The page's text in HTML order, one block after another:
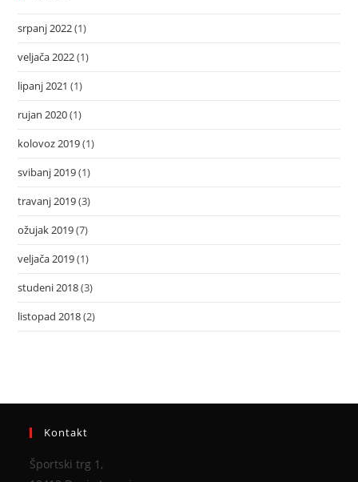
srpanj 2022(1)
veljača 2022(1)
lipanj 2021 (1)
rujan 2020(1)
kolovoz 2019(1)
svibanj 2019(1)
travanj 2019(3)
ožujak 2019(7)
veljača 2019(1)
studeni 2018(3)
listopad 2018(2)
Kontakt
Športski trg 1,